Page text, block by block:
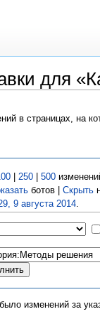
для
в страницах, на
| 250| 500
ботов | Скрыть
9 августа 2014.
изменений за